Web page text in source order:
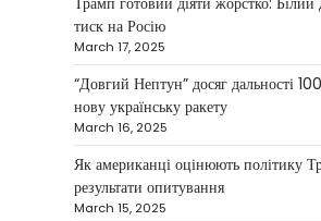
NEWS
Investment case
tells how he built a
Верещагин Ігор
Between 2023 and
Maksym Krippa
business center, the
NEWS
тиск на Росію
March 17, 2025
“Довгий Нептун” досяг дальності
нову українську ракету
March 16, 2025
Як американці оцінюють політику
результати опитування
March 15, 2025